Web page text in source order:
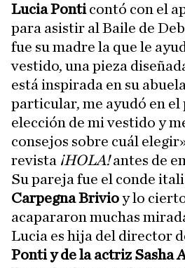
Lucia Ponticontó con el
para asistir al Baile de
fue su madre la que le
vestido, una pieza
está inspirada en su
particular, me ayudó en el
elección de mi vestido y
consejos sobre cuál
revista ¡HOLA!antes de
Su pareja fue el conde
Carpegna Brivioy lo
acapararon muchas
Lucia es hija del director
Ponti y de la actriz Sasha